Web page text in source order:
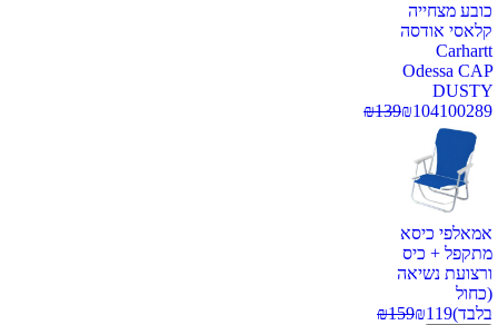
כובע מצחייה
קלאסי אודסה
Carhartt
Odessa CAP
DUSTY
100289
₪104
₪139
אמאלפי כיסא
מתקפל + כיס
ורצועת נשיאה
(כחול
בלבד)
₪119
₪159